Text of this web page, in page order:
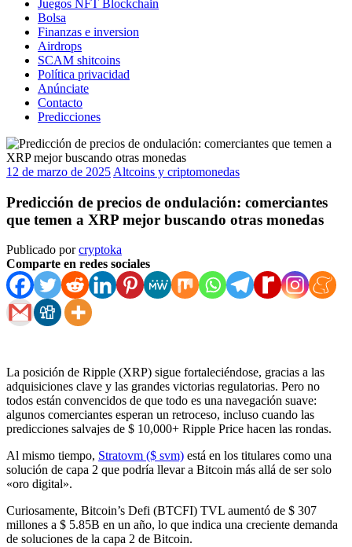
Juegos NFT Blockchain
Bolsa
Finanzas e inversion
Airdrops
SCAM shitcoins
Política privacidad
Anúnciate
Contacto
Predicciones
12 de marzo de 2025 Altcoins y criptomonedas
Predicción de precios de ondulación: comerciantes
que temen a XRP mejor buscando otras monedas
Publicado porcryptoka
Comparte en redes sociales
La posición de Ripple (XRP) sigue fortaleciéndose, gracias a las
adquisiciones clave y las grandes victorias regulatorias. Pero no
todos están convencidos de que todo es una navegación suave:
algunos comerciantes esperan un retroceso, incluso cuando las
predicciones salvajes de $ 10,000+ Ripple Price hacen las rondas.
Al mismo tiempo, Stratovm ($ svm) está en los titulares como una
solución de capa 2 que podría llevar a Bitcoin más allá de ser solo
«oro digital».
Curiosamente, Bitcoin’s Defi (BTCFI) TVL aumentó de $ 307
millones a $ 5.85B en un año, lo que indica una creciente demanda
de soluciones de la capa 2 de Bitcoin.